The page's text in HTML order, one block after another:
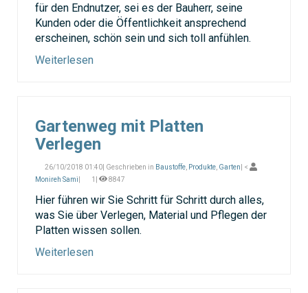
für den Endnutzer, sei es der Bauherr, seine
Kunden oder die Öffentlichkeit ansprechend
erscheinen, schön sein und sich toll anfühlen.
Weiterlesen
Gartenweg mit Platten
Verlegen
26/10/2018 01:40| Geschrieben in Baustoffe Produkte Garten | <
Monireh Sami
1| 8847
Hier führen wir Sie Schritt für Schritt durch alles,
was Sie über Verlegen, Material und Pflegen der
Platten wissen sollen.
Weiterlesen